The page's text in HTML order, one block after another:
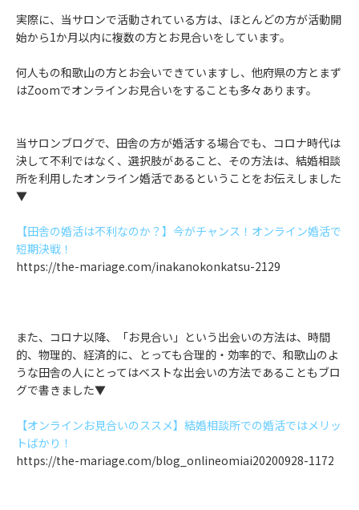
実際に、当サロンで活動されている方は、ほとんどの方が活動開
始から1か月以内に複数の方とお見合いをしています。
何人もの和歌山の方とお会いできていますし、他府県の方とまず
はZoomでオンラインお見合いをすることも多々あります。
当サロンブログで、田舎の方が婚活する場合でも、コロナ時代は
決して不利ではなく、選択肢があること、その方法は、結婚相談
所を利用したオンライン婚活であるということをお伝えしました
▼
【田舎の婚活は不利なのか？】今がチャンス！オンライン婚活で
短期決戦！
https://the-mariage.com/inakanokonkatsu-2129
また、コロナ以降、「お見合い」という出会いの方法は、時間
的、物理的、経済的に、とっても合理的・効率的で、和歌山のよ
うな田舎の人にとってはベストな出会いの方法であることもブロ
グで書きました▼
【オンラインお見合いのススメ】結婚相談所での婚活ではメリッ
トばかり！
https://the-mariage.com/blog_onlineomiai20200928-1172